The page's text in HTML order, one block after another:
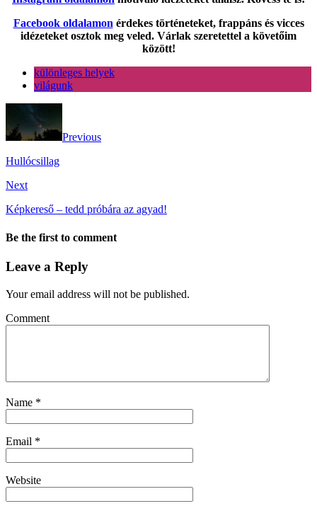
Facebook oldalamonérdekes történeteket, frappáns és vicces
idézeteket osztok meg veled. Várlak szeretettel a követőim
között!
különleges helyek
világunk
Previous
Hullócsillag
Next
Képkereső – tedd próbára az agyad!
Be the first to comment
Leave a Reply
Your email address will not be published.
Comment
Name *
Email *
Website